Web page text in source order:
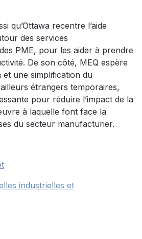
qu’Ottawa recentre l’aide
des services
PME, pour les aider à prendre
De son côté, MEQ espère
une simplification du
étrangers temporaires,
pour réduire l’impact de la
à laquelle font face la
du secteur manufacturier.
industrielles et